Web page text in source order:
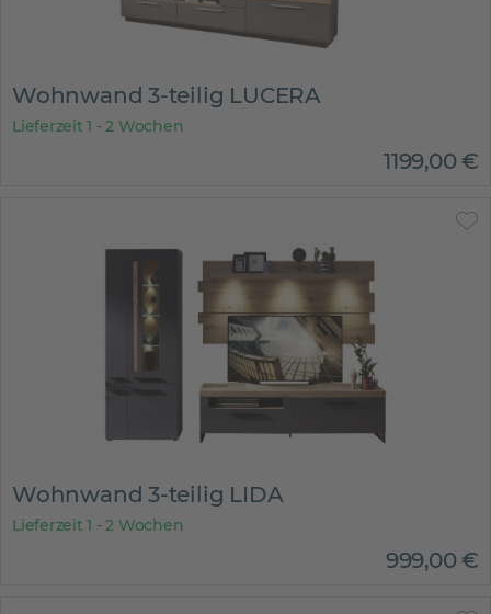
Wohnwand 3-teilig LUCERA
Lieferzeit 1 - 2 Wochen
1199,00€
Wohnwand 3-teilig LIDA
Lieferzeit 1 - 2 Wochen
999,00€